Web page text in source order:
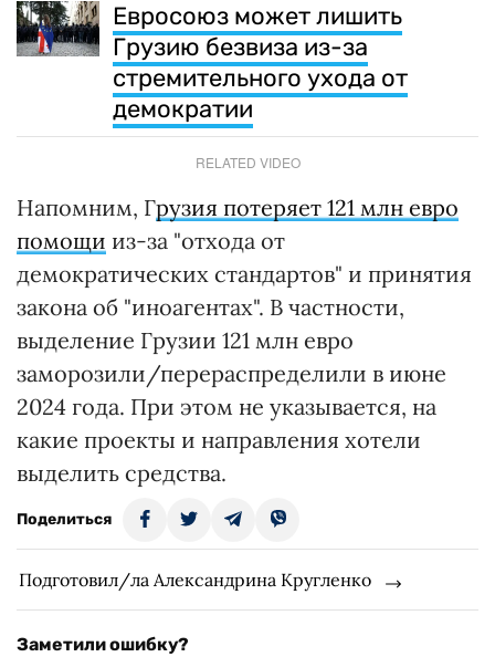
Евросоюз может лишить
Грузию безвиза из-за
стремительного ухода от
демократии
RELATED VIDEO
Напомним, Грузия потеряет 121 млн евро
помощи из-за "отхода от
демократических стандартов" и принятия
закона об "иноагентах". В частности,
выделение Грузии 121 млн евро
заморозили/перераспределили в июне
2024 года. При этом не указывается, на
какие проекты и направления хотели
выделить средства.
Поделиться
Подготовил/ла Александрина Кругленко
Заметили ошибку?